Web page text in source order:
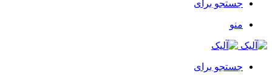
جستجو برای
منو
جستجو برای